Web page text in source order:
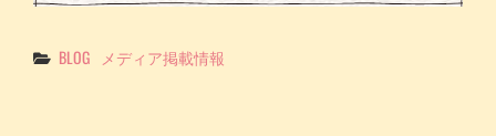
Categories
BLOG メディア掲載情報